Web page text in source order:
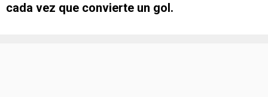
cada vez que convierte un gol.